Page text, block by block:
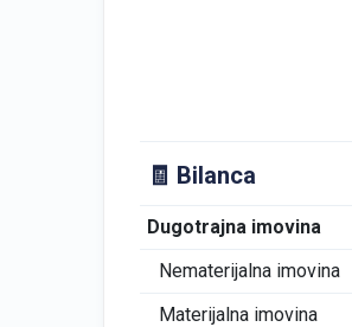
🧾 Bilanca
Dugotrajna imovina
Nematerijalna imovina
Materijalna imovina